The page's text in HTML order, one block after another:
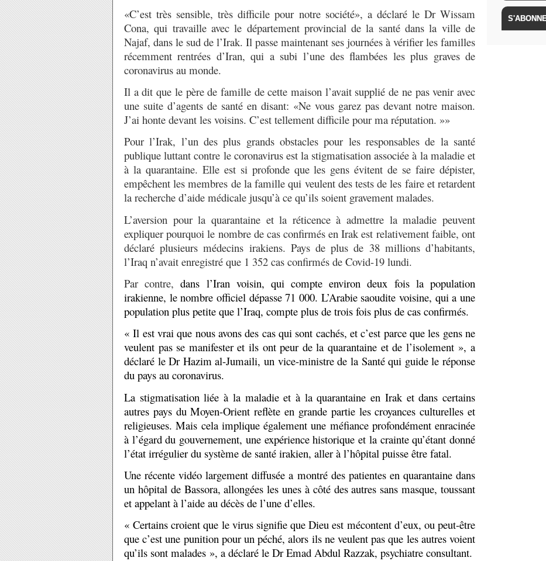
«C’est très sensible, très difficile pour notre société», a déclaré le Dr Wissam
Cona, qui travaille avec le département provincial de la santé dans la ville de
Najaf, dans le sud de l’Irak. Il passe maintenant ses journées à vérifier les familles
récemment rentrées d’Iran, qui a subi l’une des flambées les plus graves de
coronavirus au monde.
Il a dit que le père de famille de cette maison l’avait supplié de ne pas venir avec
une suite d’agents de santé en disant: «Ne vous garez pas devant notre maison.
J’ai honte devant les voisins. C’est tellement difficile pour ma réputation. »»
Pour l’Irak, l’un des plus grands obstacles pour les responsables de la santé
publique luttant contre le coronavirus est la stigmatisation associée à la maladie et
à la quarantaine. Elle est si profonde que les gens évitent de se faire dépister,
empêchent les membres de la famille qui veulent des tests de les faire et retardent
la recherche d’aide médicale jusqu’à ce qu’ils soient gravement malades.
L’aversion pour la quarantaine et la réticence à admettre la maladie peuvent
expliquer pourquoi le nombre de cas confirmés en Irak est relativement faible, ont
déclaré plusieurs médecins irakiens. Pays de plus de 38 millions d’habitants,
l’Iraq n’avait enregistré que 1 352 cas confirmés de Covid-19 lundi.
Par contre,dans l’Iran voisin, qui compte environ deux fois la population
irakienne, le nombre officiel dépasse 71 000. L’Arabie saoudite voisine, qui a une
population plus petite que l’Iraq, compte plus de trois fois plus de cas confirmés.
« Il est vrai que nous avons des cas qui sont cachés, et c’est parce que les gens ne
veulent pas se manifester et ils ont peur de la quarantaine et de l’isolement », a
déclaré le Dr Hazim al-Jumaili, un vice-ministre de la Santé qui guide le réponse
du pays au coronavirus.
La stigmatisation liée à la maladie et à la quarantaine en Irak et dans certains
autres pays du Moyen-Orient reflète en grande partie les croyances culturelles et
religieuses. Mais cela implique également une méfiance profondément enracinée
à l’égard du gouvernement, une expérience historique et la crainte qu’étant donné
l’état irrégulier du système de santé irakien, aller à l’hôpital puisse être fatal.
Une récente vidéo largement diffusée a montré des patientes en quarantaine dans
un hôpital de Bassora, allongées les unes à côté des autres sans masque, toussant
et appelant à l’aide au décès de l’une d’elles.
« Certains croient que le virus signifie que Dieu est mécontent d’eux, ou peut-être
que c’est une punition pour un péché, alors ils ne veulent pas que les autres voient
qu’ils sont malades », a déclaré le Dr Emad Abdul Razzak, psychiatre consultant.